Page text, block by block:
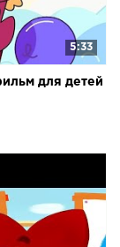
5:33
для детей